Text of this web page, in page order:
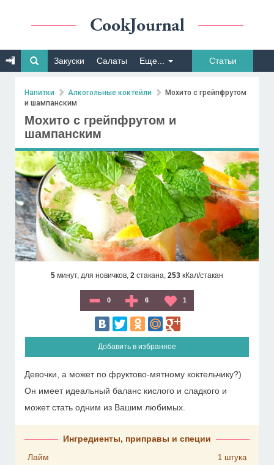
Закуски Салаты Еще... Статьи
Напитки Алкогольные коктейли
Мохито с грейпфрутом
и шампанским
Мохито с грейпфрутом и
шампанским
5 минут, для новичков, 2 стакана, 253 кКал/стакан
0 6 1
Добавить в избранное
Девочки, а может по фруктово-мятному коктельчику?)
Он имеет идеальный баланс кислого и сладкого и
может стать одним из Вашим любимых.
Ингредиенты, приправы и специи
Лайм
1 штука